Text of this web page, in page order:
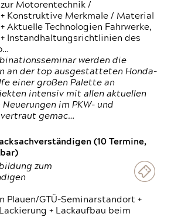
Motorentechnik /
Konstruktive Merkmale / Material
Aktuelle Technologien Fahrwerke,
Instandhaltungsrichtlinien des
werden die
an der top ausgestatteten Honda-
einer großen Palette an
intensiv mit allen aktuellen
im PKW- und
gemac…
(10 Termine,
zum
Plauen/GTÜ-Seminarstandort +
+ Lackaufbau beim